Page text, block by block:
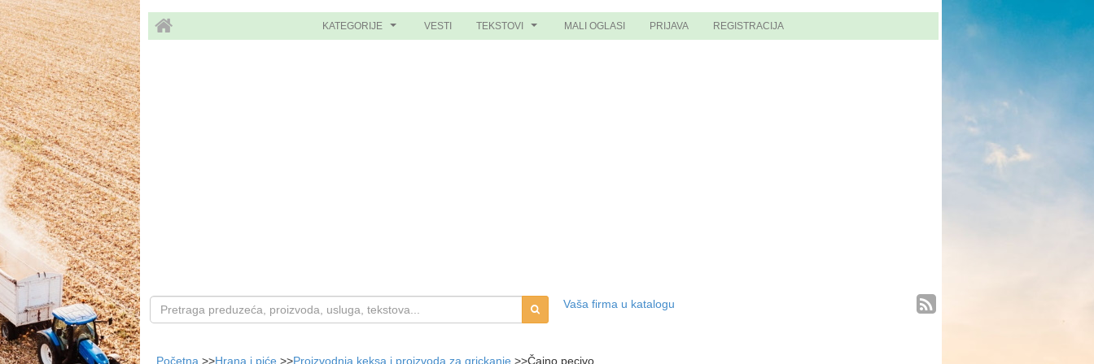
KATEGORIJE VESTI TEKSTOVI MALI OGLASI PRIJAVA REGISTRACIJA
Vaša firma u katalogu
Početna >>Hrana i piće >>Proizvodnja keksa i proizvoda za grickanje >>Čajno pecivo